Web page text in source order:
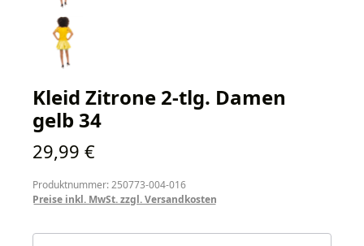
Kleid Zitrone 2-tlg. Damen
gelb 34
Regulärer Preis:
29,99 €
Produktnummer: 250773-004-016
Preise inkl. MwSt. zzgl. Versandkosten